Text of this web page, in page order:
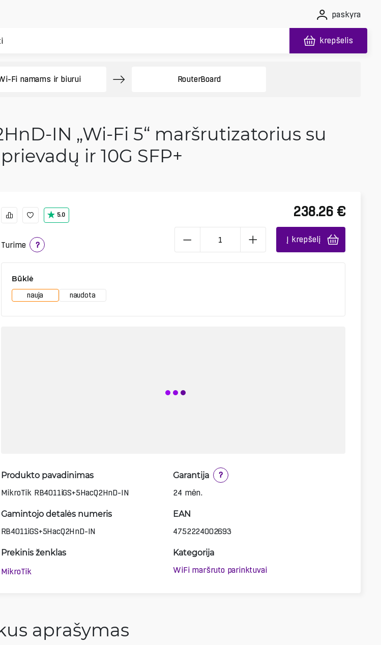
paskyra
krepšelis
Fi namams ir biurui RouterBoard
IN „Wi‑Fi 5“ maršrutizatorius su
ir 10G SFP+
5.0
Turime ?
238.26 €
Į krepšelį
Būklė
nauja naudota
Produkto pavadinimas
MikroTik RB4011iGS+5HacQ2HnD-IN
Garantija
?
24 mėn.
Gamintojo detalės numeris
RB4011iGS+5HacQ2HnD-IN
EAN
4752224002693
Prekinis ženklas
MikroTik
Kategorija
WiFi maršruto parinktuvai
aprašymas